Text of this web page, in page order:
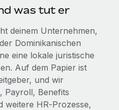
Verfolgung von IT-
von
entwickelt KI-basierte
zwischen
für Contractor
was tut er
deinem Unternehmen,
Dominikanischen
eine lokale juristische
Auf dem Papier ist
und wir
Payroll, Benefits
weitere HR‑Prozesse,